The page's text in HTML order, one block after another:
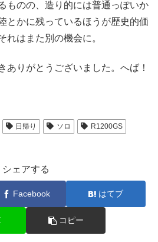
ものの、造り的には普通っぽいか
とかに残っているほうが歴史的価
れはまた別の機会に。
ありがとうございました。へば！
日帰り ソロ
R1200GS
シェアする
Facebook はてブ
コピー